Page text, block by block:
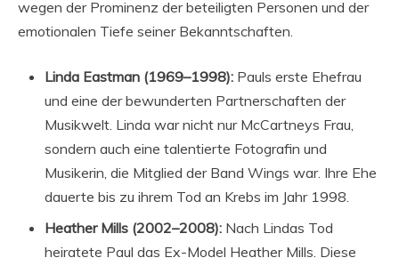
wegen der Prominenz der beteiligten Personen und der
emotionalen Tiefe seiner Bekanntschaften.
Linda Eastman (1969–1998): Pauls erste Ehefrau
und eine der bewunderten Partnerschaften der
Musikwelt. Linda war nicht nur McCartneys Frau,
sondern auch eine talentierte Fotografin und
Musikerin, die Mitglied der Band Wings war. Ihre Ehe
dauerte bis zu ihrem Tod an Krebs im Jahr 1998.
Heather Mills (2002–2008): Nach Lindas Tod
heiratete Paul das Ex-Model Heather Mills. Diese